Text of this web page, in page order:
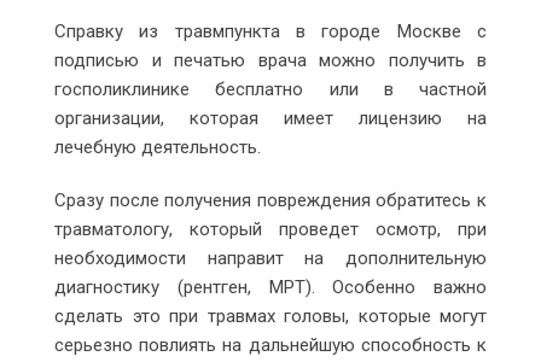
Справку из травмпункта в городе Москве с
подписью и печатью врача можно получить в
госполиклинике бесплатно или в частной
организации, которая имеет лицензию на
лечебную деятельность.
Сразу после получения повреждения обратитесь к
травматологу, который проведет осмотр, при
необходимости направит на дополнительную
диагностику (рентген, МРТ). Особенно важно
сделать это при травмах головы, которые могут
серьезно повлиять на дальнейшую способность к